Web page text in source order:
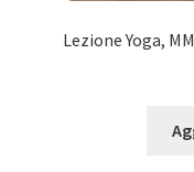
Lezione Yoga,